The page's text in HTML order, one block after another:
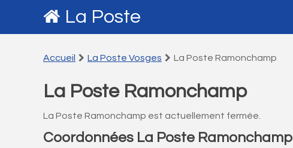
La Poste
Accueil La Poste Vosges La Poste Ramonchamp
La Poste Ramonchamp
La Poste Ramonchamp est actuellement fermée.
Coordonnées La Poste Ramonchamp